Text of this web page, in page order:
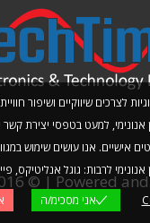
לצרכים שיווקיים ושיפור
למעט בטפסי יצירת קשר
אנו עושים שימוש
לרבות: גוגל אנליטיקס,
אני מסכימ/ה
© | Powered
Planwize